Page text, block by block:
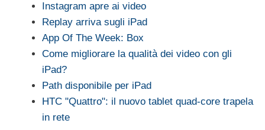
Instagram apre ai video
Replay arriva sugli iPad
App Of The Week: Box
Come migliorare la qualità dei video con gli
iPad?
Path disponibile per iPad
HTC "Quattro": il nuovo tablet quad-core trapela
in rete